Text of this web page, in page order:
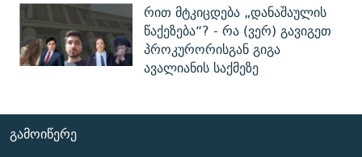
რით მტკიცდება „დანაშაულის
წაქეზება“? - რა (ვერ) გავიგეთ
პროკურორისგან გიგა
ავალიანის საქმეზე
ᲒᲐᲛᲝᲘᲬᲔᲠᲔ